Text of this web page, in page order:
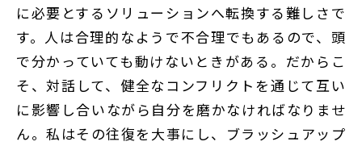
に必要とするソリューションへ転換する難しさで
す。人は合理的なようで不合理でもあるので、頭
で分かっていても動けないときがある。だからこ
そ、対話して、健全なコンフリクトを通じて互い
に影響し合いながら自分を磨かなければなりませ
ん。私はその往復を大事にし、ブラッシュアップ